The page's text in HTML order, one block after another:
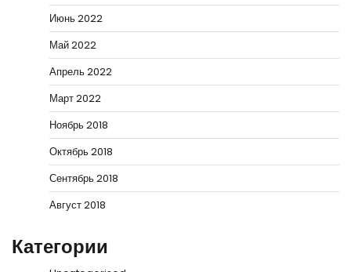
Июнь 2022
Май 2022
Апрель 2022
Март 2022
Ноябрь 2018
Октябрь 2018
Сентябрь 2018
Август 2018
Категории